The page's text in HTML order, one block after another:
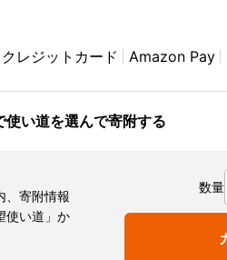
クレジットカード Amazon Pay
い道を選んで寄附する
、寄附情報
使い道」か
数量